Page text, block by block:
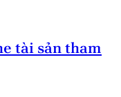
tài sản tham